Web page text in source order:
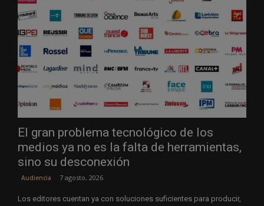
El gran problema tecnológico de los
medios ya no es la falta de herramientas,
sino su desconexión
Audiencia 7 agosto, 2026
Los editores cuentan ya con soluciones suficientes para producir,